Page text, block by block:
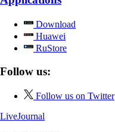
Download
Huawei
RuStore
Follow us:
Follow us on Twitter
LiveJournal